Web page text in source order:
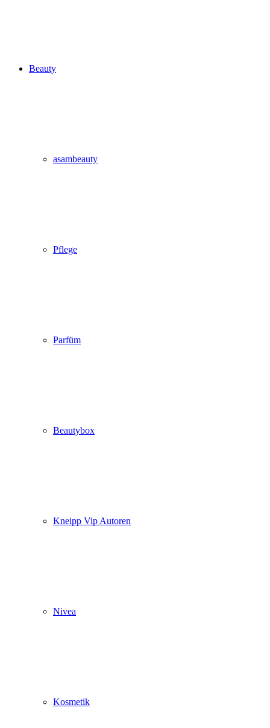
Beauty
asambeauty
Pflege
Parfüm
Beautybox
Kneipp Vip Autoren
Nivea
Kosmetik